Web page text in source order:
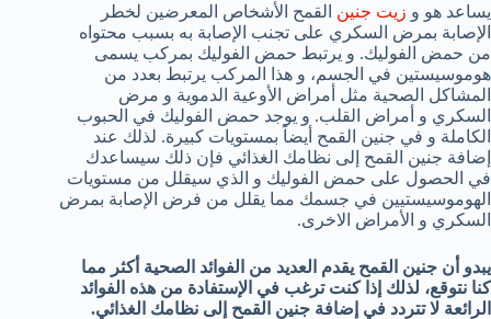
يساعد هو و زيت جنين القمح الأشخاص المعرضين لخطر
الإصابة بمرض السكري على تجنب الإصابة به بسبب محتواه
من حمض الفوليك. و يرتبط حمض الفوليك بمركب يسمى
هوموسيستين في الجسم، و هذا المركب يرتبط بعدد من
المشاكل الصحية مثل أمراض الأوعية الدموية و مرض
السكري و أمراض القلب. و يوجد حمض الفوليك في الحبوب
الكاملة و في جنين القمح أيضاً بمستويات كبيرة. لذلك عند
إضافة جنين القمح إلى نظامك الغذائي فإن ذلك سيساعدك
في الحصول على حمض الفوليك و الذي سيقلل من مستويات
الهوموسيستيين في جسمك مما يقلل من فرض الإصابة بمرض
السكري و الأمراض الاخرى.
يبدو أن جنين القمح يقدم العديد من الفوائد الصحية أكثر مما
كنا نتوقع، لذلك إذا كنت ترغب في الإستفادة من هذه الفوائد
الرائعة لا تتردد في إضافة جنين القمح إلى نظامك الغذائي.